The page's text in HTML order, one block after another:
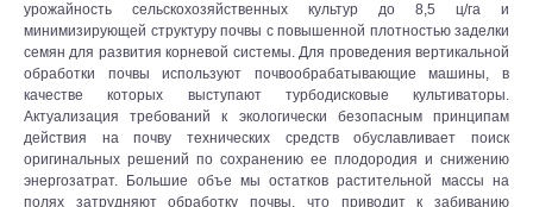
урожайность сельскохозяйственных культур до 8,5 ц/га и
минимизирующей структуру почвы с повышенной плотностью заделки
семян для развития корневой системы. Для проведения вертикальной
обработки почвы используют почвообрабатывающие машины, в
качестве которых выступают турбодисковые культиваторы.
Актуализация требований к экологически безопасным принципам
действия на почву технических средств обуславливает поиск
оригинальных решений по сохранению ее плодородия и снижению
энергозатрат. Большие объе мы остатков растительной массы на
полях затрудняют обработку почвы, что приводит к забиванию